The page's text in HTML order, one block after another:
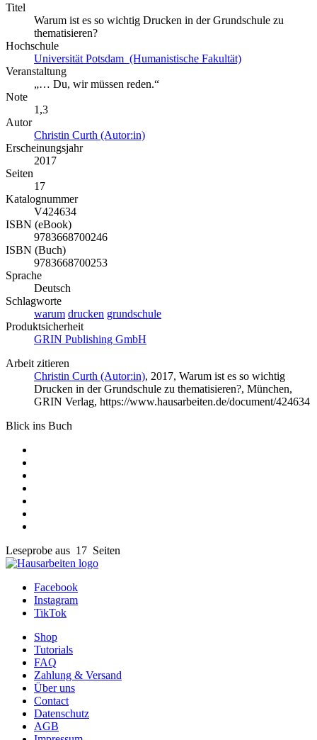
Titel
Warum ist es so wichtig Drucken in der Grundschule zu
thematisieren?
Hochschule
Universität Potsdam (Humanistische Fakultät)
Veranstaltung
„… Du, wir müssen reden.“
Note
1,3
Autor
Christin Curth (Autor:in)
Erscheinungsjahr
2017
Seiten
17
Katalognummer
V424634
ISBN (eBook)
9783668700246
ISBN (Buch)
9783668700253
Sprache
Deutsch
Schlagworte
warum drucken grundschule
Produktsicherheit
GRIN Publishing GmbH
Arbeit zitieren
Christin Curth (Autor:in), 2017, Warum ist es so wichtig
Drucken in der Grundschule zu thematisieren?, München,
GRIN Verlag, https://www.hausarbeiten.de/document/424634
Blick ins Buch
Leseprobe aus 17 Seiten
Facebook
Instagram
TikTok
Shop
Tutorials
FAQ
Zahlung & Versand
Über uns
Contact
Datenschutz
AGB